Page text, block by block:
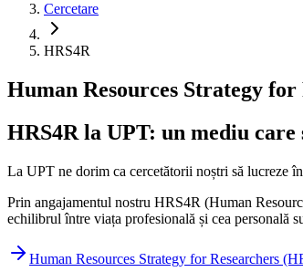
Cercetare
HRS4R
Human Resources Strategy
HRS4R la UPT: un mediu
La UPT ne dorim ca cercetătorii noștri să lucreze
Prin angajamentul nostru HRS4R (Human
echilibrul între viața profesională și cea personală
Human Resources Strategy for Researchers